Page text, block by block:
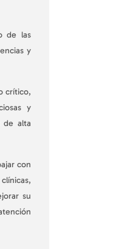
de las
y
crítico,
y
de alta
con
su